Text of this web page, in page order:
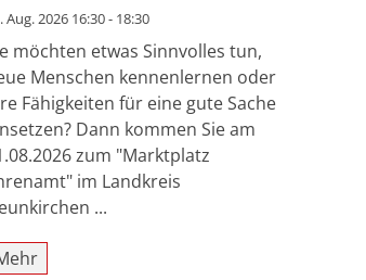
Aug. 2026 16:30 - 18:30
möchten etwas Sinnvolles tun,
Menschen kennenlernen oder
Fähigkeiten für eine gute Sache
Dann kommen Sie am
zum "Marktplatz
im Landkreis
...